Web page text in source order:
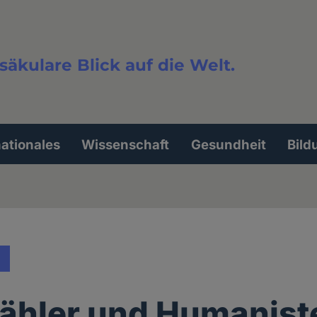
Blick auf die Welt.
Wissenschaft Gesundheit